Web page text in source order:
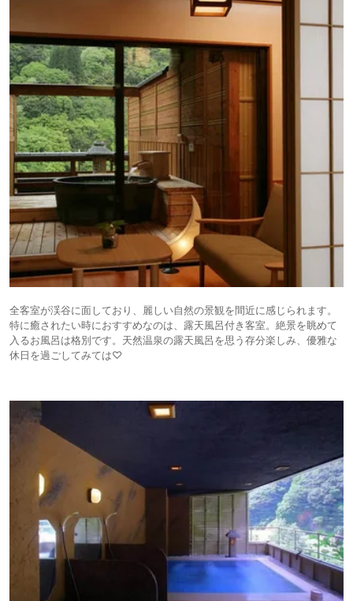
全客室が渓谷に面しており、麗しい自然の景観を間近に感じられます。
特に癒されたい時におすすめなのは、露天風呂付き客室。絶景を眺めて
入るお風呂は格別です。天然温泉の露天風呂を思う存分楽しみ、優雅な
休日を過ごしてみては♡